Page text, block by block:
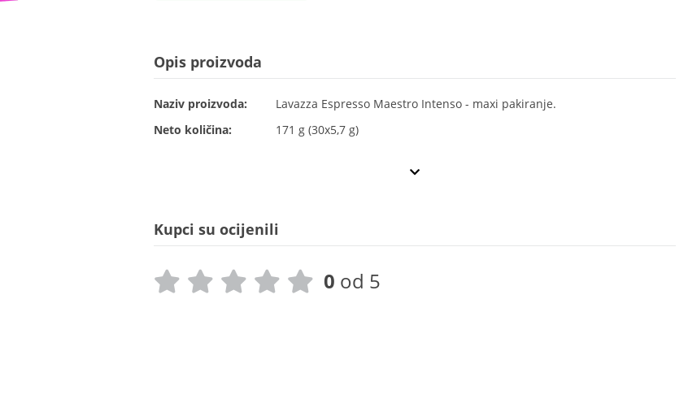
Opis proizvoda
Naziv proizvoda:
Lavazza Espresso Maestro Intenso - maxi pakiranje.
Neto količina:
171 g (30x5,7 g)
Kupci su ocijenili
0 od 5